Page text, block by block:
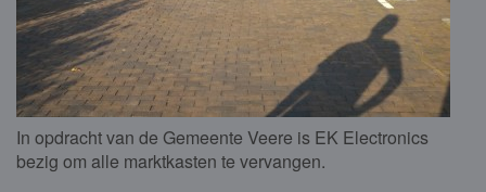
In opdracht van de Gemeente Veere is EK Electronics
bezig om alle marktkasten te vervangen.